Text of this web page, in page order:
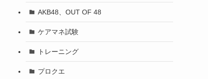
AKB48、OUT OF 48
ケアマネ試験
トレーニング
プロクエ